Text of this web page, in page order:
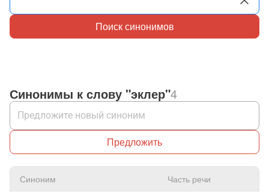
Поиск синонимов
Синонимы к слову "эклер"4
Предложить
Синоним Часть речи